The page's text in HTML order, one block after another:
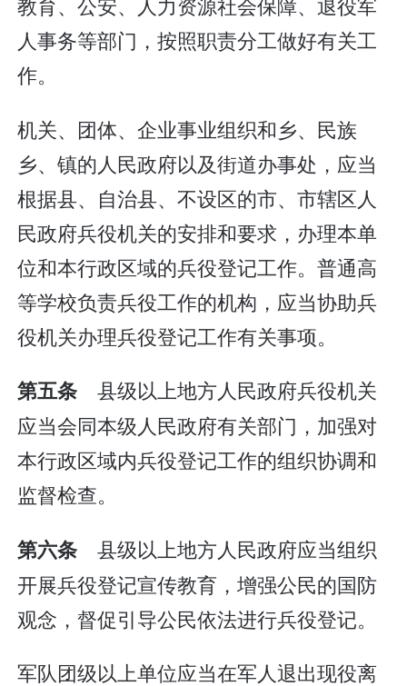
人事务等部门，按照职责分工做好有关工
作。
机关、团体、企业事业组织和乡、民族
乡、镇的人民政府以及街道办事处，应当
根据县、自治县、不设区的市、市辖区人
民政府兵役机关的安排和要求，办理本单
位和本行政区域的兵役登记工作。普通高
等学校负责兵役工作的机构，应当协助兵
役机关办理兵役登记工作有关事项。
第五条县级以上地方人民政府兵役机关
应当会同本级人民政府有关部门，加强对
本行政区域内兵役登记工作的组织协调和
监督检查。
第六条县级以上地方人民政府应当组织
开展兵役登记宣传教育，增强公民的国防
观念，督促引导公民依法进行兵役登记。
军队团级以上单位应当在军人退出现役离